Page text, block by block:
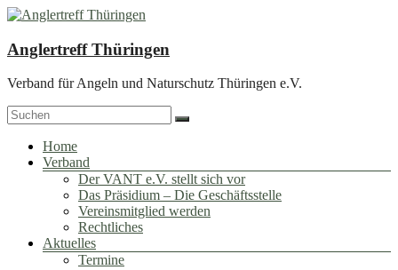
Zum
springen
Anglertreff Thüringen
Verband für Angeln und Naturschutz Thüringen e.V.
Menü
Home
Verband
Der VANT e.V. stellt sich vor
Das Präsidium – Die Geschäftsstelle
Vereinsmitglied werden
Rechtliches
Aktuelles
Termine